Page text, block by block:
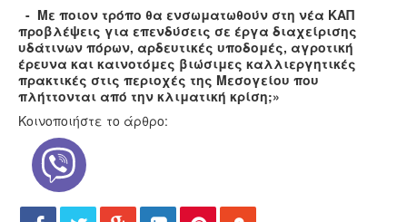
- Με ποιον τρόπο θα ενσωματωθούν στη νέα ΚΑΠ
προβλέψεις για επενδύσεις σε έργα διαχείρισης
υδάτινων πόρων, αρδευτικές υποδομές, αγροτική
έρευνα και καινοτόμες βιώσιμες καλλιεργητικές
πρακτικές στις περιοχές της Μεσογείου που
πλήττονται από την κλιματική κρίση;»
Κοινοποιήστε το άρθρο: